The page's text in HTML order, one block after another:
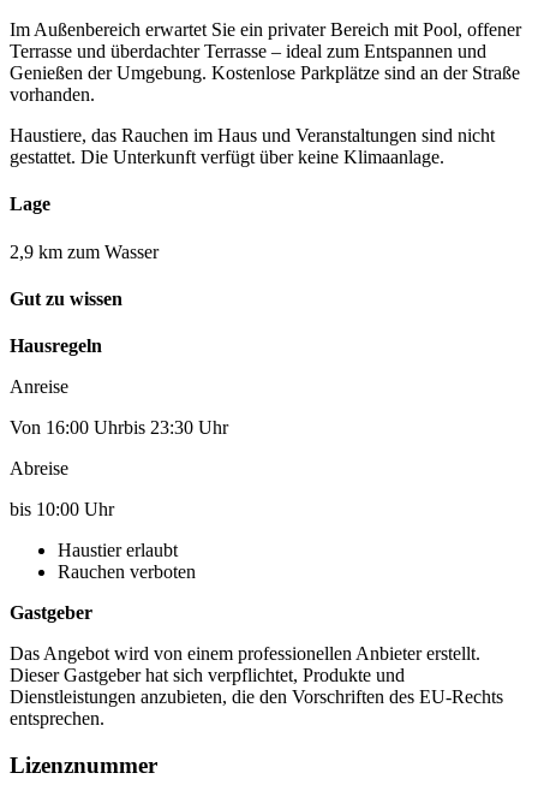
Im Außenbereich erwartet Sie ein privater Bereich mit Pool, offener
Terrasse und überdachter Terrasse – ideal zum Entspannen und
Genießen der Umgebung. Kostenlose Parkplätze sind an der Straße
vorhanden.
Haustiere, das Rauchen im Haus und Veranstaltungen sind nicht
gestattet. Die Unterkunft verfügt über keine Klimaanlage.
Lage
2,9 km zum Wasser
Gut zu wissen
Hausregeln
Anreise
Von 16:00 Uhrbis 23:30 Uhr
Abreise
bis 10:00 Uhr
Haustier erlaubt
Rauchen verboten
Gastgeber
Das Angebot wird von einem professionellen Anbieter erstellt.
Dieser Gastgeber hat sich verpflichtet, Produkte und
Dienstleistungen anzubieten, die den Vorschriften des EU-Rechts
entsprechen.
Lizenznummer